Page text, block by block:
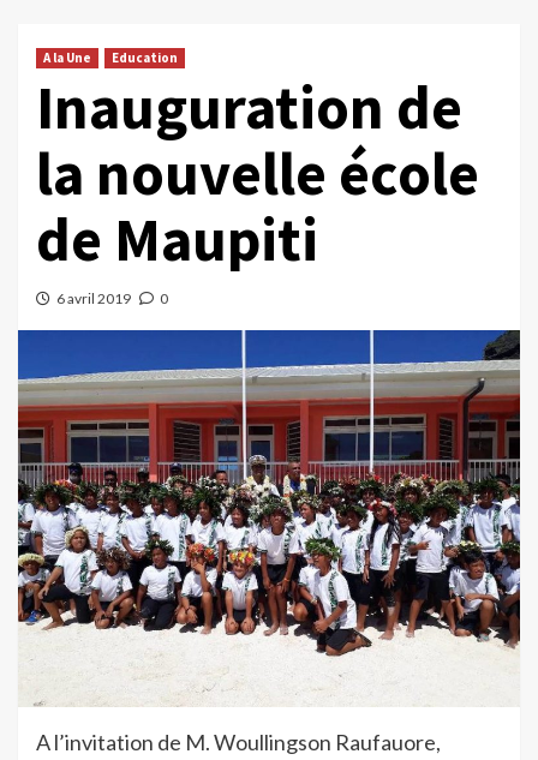
A la Une Education
Inauguration de
la nouvelle école
de Maupiti
6 avril 2019 0
A l’invitation de M. Woullingson Raufauore,